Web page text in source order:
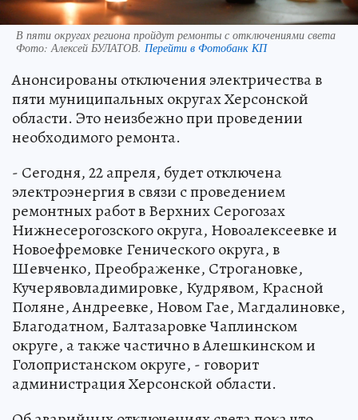
В пяти округах региона пройдут ремонты с отключениями света
Фото:Алексей БУЛАТОВ. Перейти в Фотобанк КП
Анонсированы отключения электричества в
пяти муниципальных округах Херсонской
области. Это неизбежно при проведении
необходимого ремонта.
- Сегодня, 22 апреля, будет отключена
электроэнергия в связи с проведением
ремонтных работ в Верхних Серогозах
Нижнесерогозского округа, Новоалексеевке и
Новоефремовке Генического округа, в
Шевченко, Преображенке, Строгановке,
Кучерявовладимировке, Кудрявом, Красной
Поляне, Андреевке, Новом Гае, Магдалиновке,
Благодатном, Балтазаровке Чаплинском
округе, а также частично в Алешкинском и
Голопристанском округе, - говорит
администрация Херсонской области.